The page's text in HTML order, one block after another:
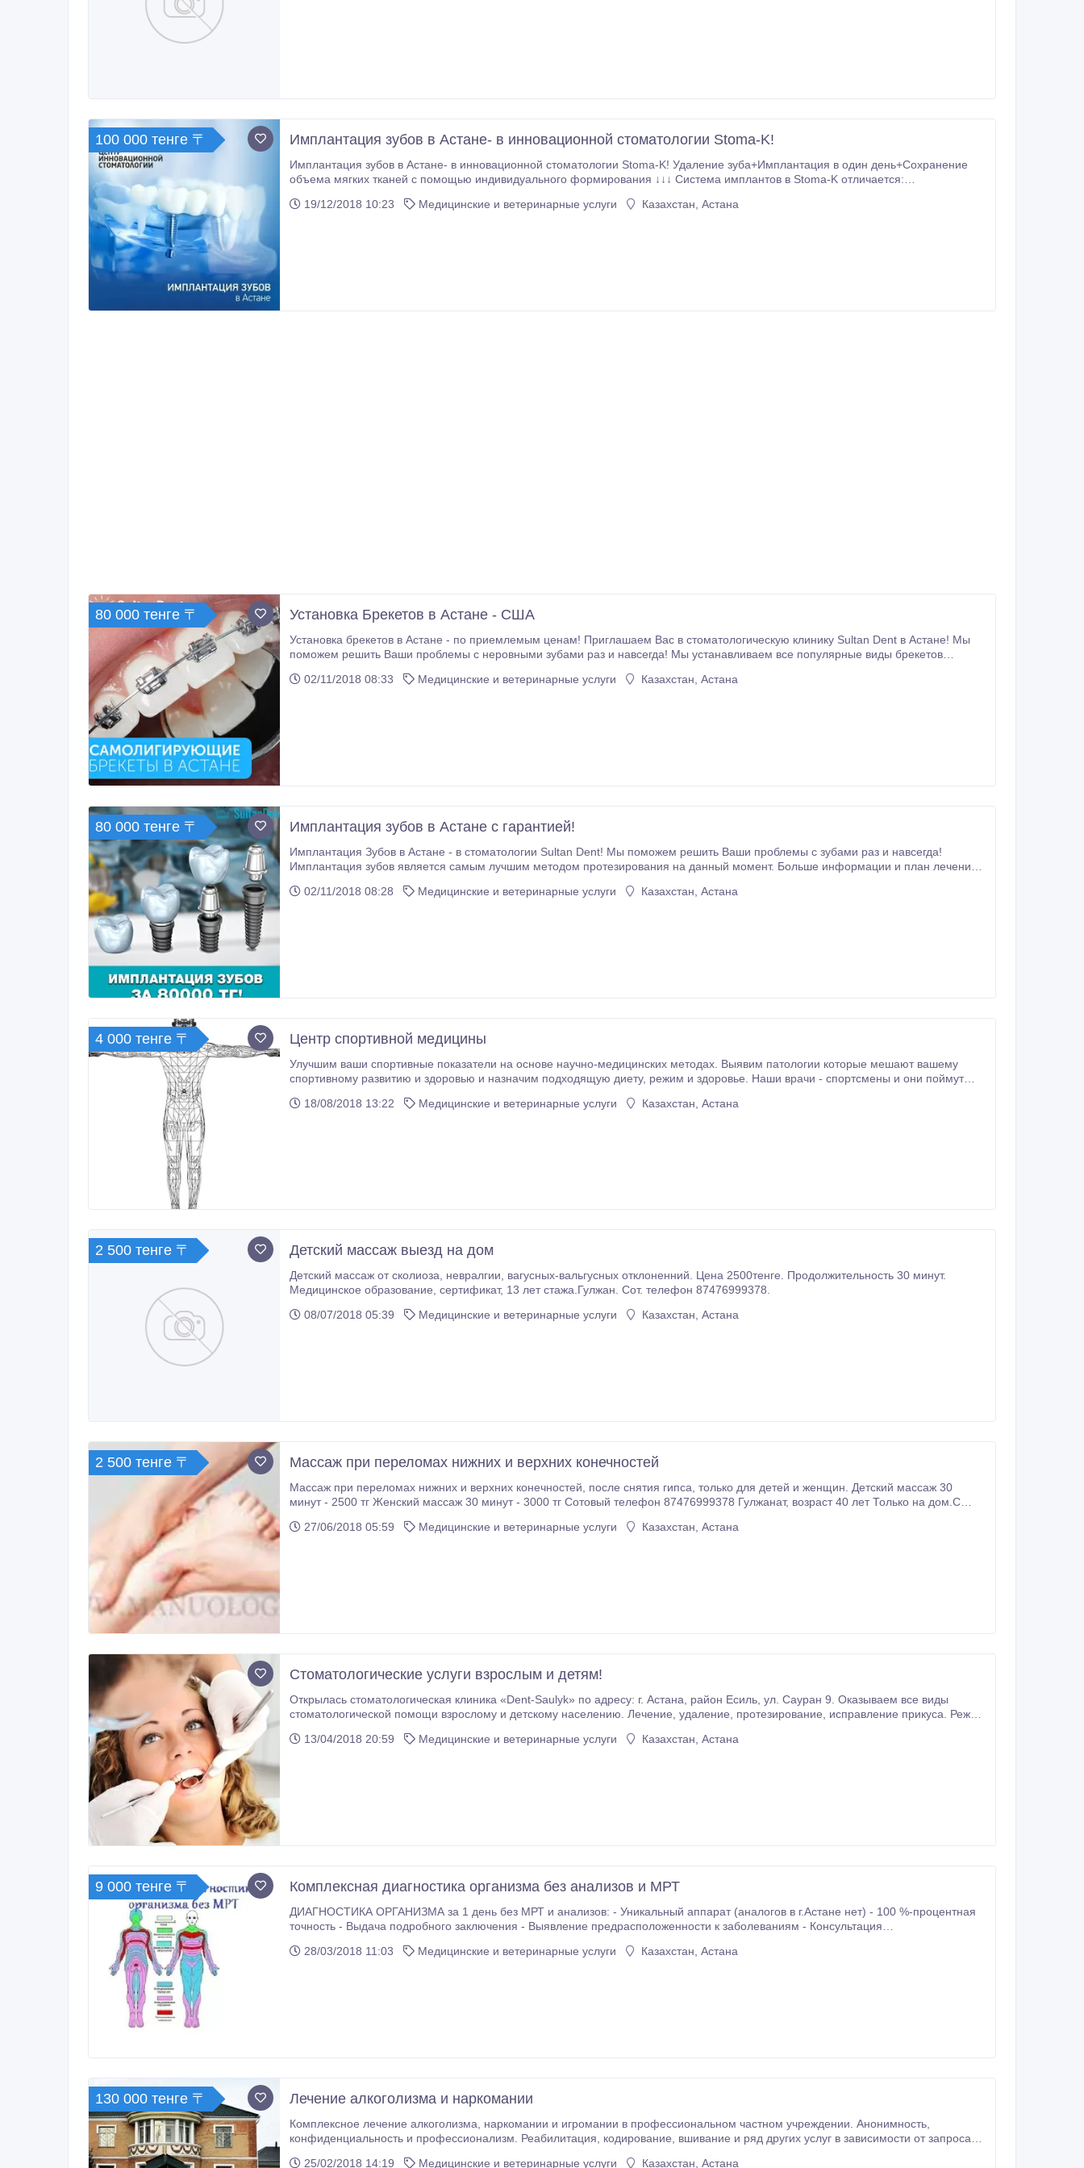
100 000 тенге 〒 Имплантация зубов в Астане- в инновационной стоматологии Stoma-K!
Имплантация зубов в Астане- в инновационной стоматологии Stoma-K! Удаление зуба+Имплантация в один день+Сохранение
объема мягких тканей с помощью индивидуального формирования ↓↓↓ Система имплантов в Stoma-K отличается:
удовольствие от любимой еды! Это намного лучше протезов.
19/12/2018 10:23 Медицинские и ветеринарные услуги Казахстан, Астана
80 000 тенге 〒 Установка Брекетов в Астане - США
Установка брекетов в Астане - по приемлемым ценам! Приглашаем Вас в стоматологическую клинику Sultan Dent в Астане! Мы
поможем решить Ваши проблемы с неровными зубами раз и навсегда! Мы устанавливаем все популярные виды брекетов
02/11/2018 08:33
Медицинские и ветеринарные услуги Казахстан, Астана
80 000 тенге 〒 Имплантация зубов в Астане с гарантией!
Имплантация Зубов в Астане - в стоматологии Sultan Dent! Мы поможем решить Ваши проблемы с зубами раз и навсегда!
Имплантация зубов является самым лучшим методом протезирования на данный момент. Больше информации и план лечения
02/11/2018 08:28
Медицинские и ветеринарные услуги Казахстан, Астана
4 000 тенге 〒 Центр спортивной медицины
Улучшим ваши спортивные показатели на основе научно-медицинских методах. Выявим патологии которые мешают вашему
спортивному развитию и здоровью и назначим подходящую диету, режим и здоровье. Наши врачи - спортсмены и они поймут
18/08/2018 13:22
Медицинские и ветеринарные услуги Казахстан, Астана
2 500 тенге 〒 Детский массаж выезд на дом
Детский массаж от сколиоза, невралгии, вагусных-вальгусных отклоненний. Цена 2500тенге. Продолжительность 30 минут.
Медицинское образование, сертификат, 13 лет стажа.Гулжан. Сот. телефон 87476999378.
08/07/2018 05:39
Медицинские и ветеринарные услуги Казахстан, Астана
2 500 тенге 〒 Массаж при переломах нижних и верхних конечностей
Массаж при переломах нижних и верхних конечностей, после снятия гипса, только для детей и женщин. Детский массаж 30
минут - 2500 тг Женский массаж 30 минут - 3000 тг Сотовый телефон 87476999378 Гулжанат, возраст 40 лет Только на дом.С
27/06/2018 05:59
Медицинские и ветеринарные услуги Казахстан, Астана
Стоматологические услуги взрослым и детям!
Открылась стоматологическая клиника «Dent-Saulyk» по адресу: г. Астана, район Есиль, ул. Сауран 9. Оказываем все виды
стоматологической помощи взрослому и детскому населению. Лечение, удаление, протезирование, исправление прикуса. Режим
ультразвуком и отбеливание 20%.
13/04/2018 20:59 Медицинские и ветеринарные услуги Казахстан, Астана
9 000 тенге 〒 Комплексная диагностика организма без анализов и МРТ
ДИАГНОСТИКА ОРГАНИЗМА за 1 день без МРТ и анализов: - Уникальный аппарат (аналогов в г.Астане нет) - 100 %-процентная
точность - Выдача подробного заключения - Выявление предрасположенности к заболеваниям - Консультация
28/03/2018 11:03
Медицинские и ветеринарные услуги Казахстан, Астана
130 000 тенге 〒 Лечение алкоголизма и наркомании
Комплексное лечение алкоголизма, наркомании и игромании в профессиональном частном учреждении. Анонимность,
конфиденциальность и профессионализм. Реабилитация, кодирование, вшивание и ряд других услуг в зависимости от запроса
25/02/2018 14:19
Медицинские и ветеринарные услуги Казахстан, Астана